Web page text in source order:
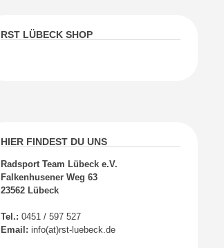
RST LÜBECK SHOP
HIER FINDEST DU UNS
Radsport Team Lübeck e.V.
Falkenhusener Weg 63
23562 Lübeck
Tel.: 0451 / 597 527
Email: info(at)rst-luebeck.de